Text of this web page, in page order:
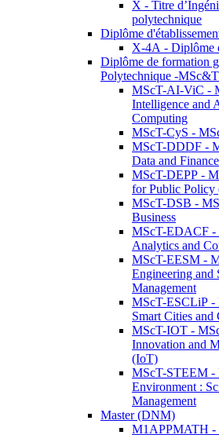
X - Titre
polytechnique
Diplôme
X-4A - Diplôme
Diplôme de formation
Polytechnique -MSc&T
MScT-AI-ViC -
Intelligence and
Computing
MScT-CyS -
MScT-DDDF -
Data and
MScT-DEPP -
for Public Policy
MScT-DSB -
Business
MScT-EDACF -
Analytics and
MScT-EESM -
Engineering and
Management
MScT-ESCLiP -
Smart Cities
MScT-IOT -
Innovation and
(IoT)
MScT-STEEM -
Environment :
Management
Master (DNM)
M1APPMATH -